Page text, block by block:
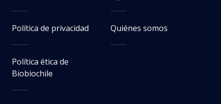
Política de privacidad Quiénes somos
Política ética de
Biobiochile